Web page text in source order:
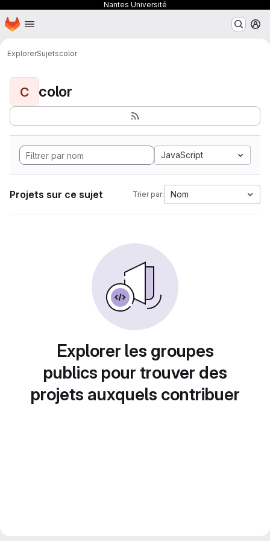
Nantes Université
Passer au contenu principal
Page d'accueil
ExplorerSujetscolor
C color
JavaScript
Projets sur ce sujet Trier par: Nom
Explorer les groupes
publics pour trouver des
projets auxquels contribuer